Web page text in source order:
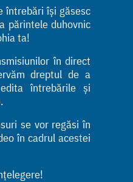
întrebări își găsesc
părintele duhovnic
ta!
în direct
dreptul de a
întrebările și
se vor regăsi în
în cadrul acestei